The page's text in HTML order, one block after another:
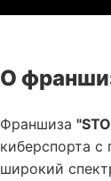
О
Франшиза
киберспорта
широкий